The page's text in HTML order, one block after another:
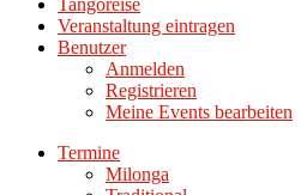
Tangoreise
Veranstaltung eintragen
Benutzer
Anmelden
Registrieren
Meine Events bearbeiten
Termine
Milonga